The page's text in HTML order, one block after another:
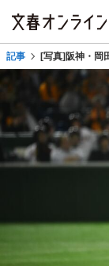
記事 [写真]阪神・岡